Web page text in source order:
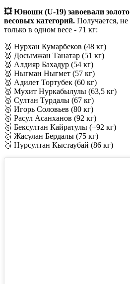
💥 Юноши (U-19) завоевали
весовых категорий. Получается, не
только в одном весе - 71 кг:
🥇 Нурхан Кумарбеков (48 кг)
🥇 Досымжан Танатар (51 кг)
🥇 Алдияр Бахадур (54 кг)
🥇 Ныгман Ныгмет (57 кг)
🥇 Адилет Тортубек (60 кг)
🥇 Мухит Нуркабылулы (63,5 кг)
🥇 Султан Турдалы (67 кг)
🥇 Игорь Соловьев (80 кг)
🥇 Расул Асанханов (92 кг)
🥇 Бексултан Кайратулы (+92 кг)
🥈 Жасулан Бердалы (75 кг)
🥉 Нурсултан Кыстаубай (86 кг)